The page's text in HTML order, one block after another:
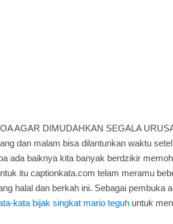
AGAR DIMUDAHKAN SEGALA
dan malam bisa dilantunkan waktu
ada baiknya kita banyak berdzikir
itu captionkata.com telam meramu
halal dan berkah ini. Sebagai pembuka
kata bijak singkat mario teguh untuk